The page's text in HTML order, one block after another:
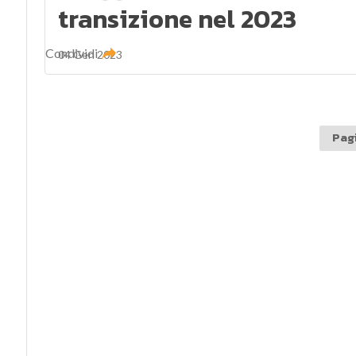
transizione nel 2023
04 Gen 2023
Condividi